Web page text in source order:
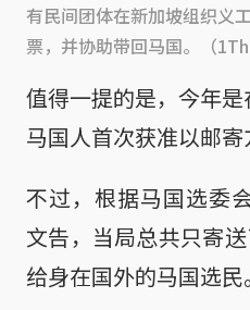
有民间团体在新加坡组织义
票，并协助带回马国。（
值得一提的是，今年
马国人首次获准以邮寄
不过，根据马国选委
文告，当局总共只寄
给身在国外的马国选民。